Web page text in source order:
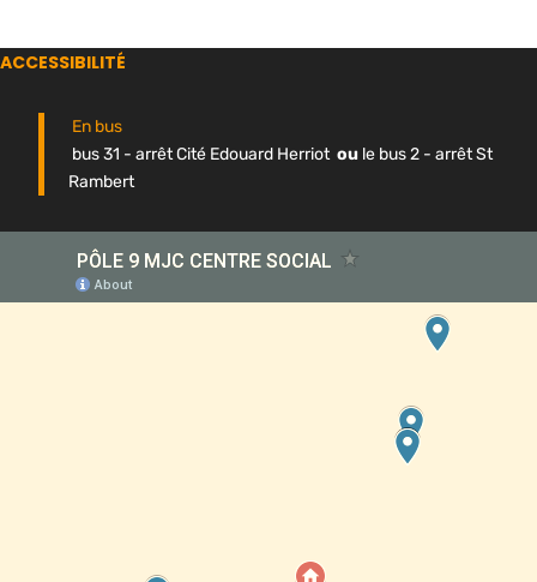
ACCESSIBILITÉ
En bus
bus 31 - arrêt Cité Edouard Herriot ou le bus 2 - arrêt St
Rambert